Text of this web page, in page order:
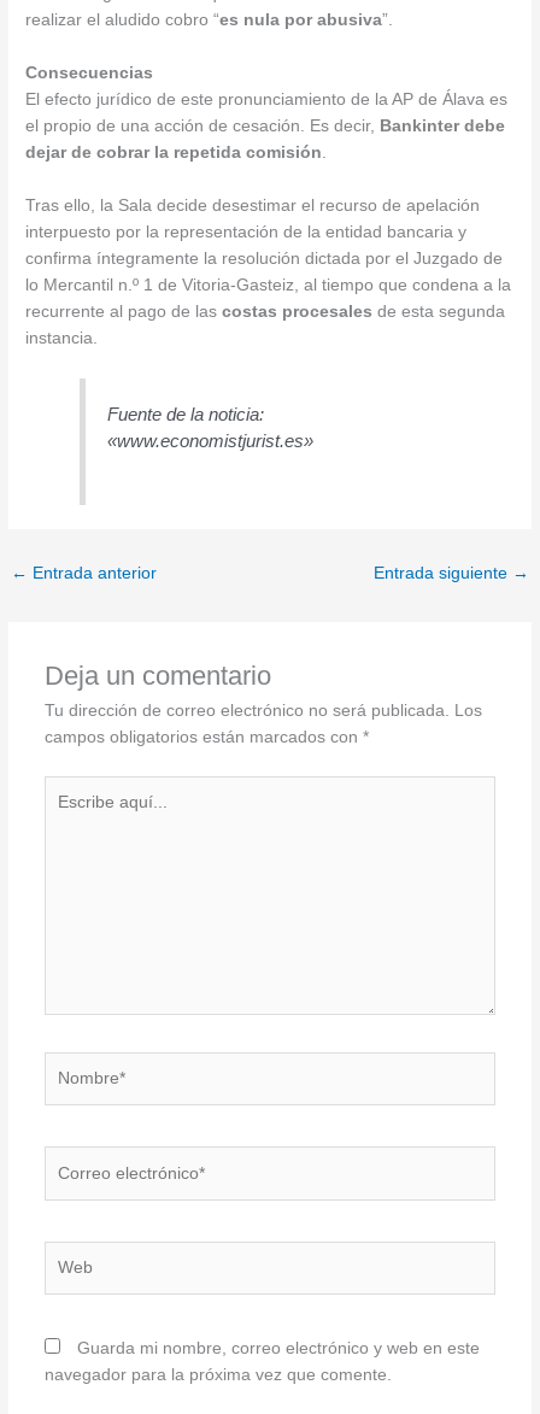
realizar el aludido cobro “es nula por abusiva”.
Consecuencias
El efecto jurídico de este pronunciamiento de la AP de Álava es
el propio de una acción de cesación. Es decir, Bankinter debe
dejar de cobrar la repetida comisión.
Tras ello, la Sala decide desestimar el recurso de apelación
interpuesto por la representación de la entidad bancaria y
confirma íntegramente la resolución dictada por el Juzgado de
lo Mercantil n.º 1 de Vitoria-Gasteiz, al tiempo que condena a la
recurrente al pago de lascostas procesales de esta segunda
instancia.
Fuente de la noticia:
«www.economistjurist.es»
← Entrada anterior Entrada siguiente →
Deja un comentario
Tu dirección de correo electrónico no será publicada. Los
campos obligatorios están marcados con *
electrónico*
Guarda mi nombre, correo electrónico y web en este
navegador para la próxima vez que comente.